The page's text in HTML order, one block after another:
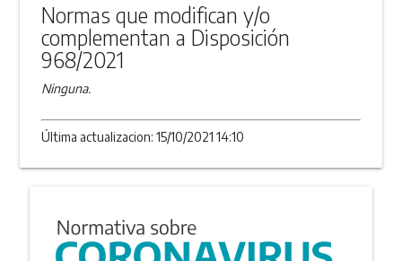
Normas que modifican y/o
complementan a Disposición
968/2021
Ninguna.
Última actualizacion: 15/10/2021 14:10